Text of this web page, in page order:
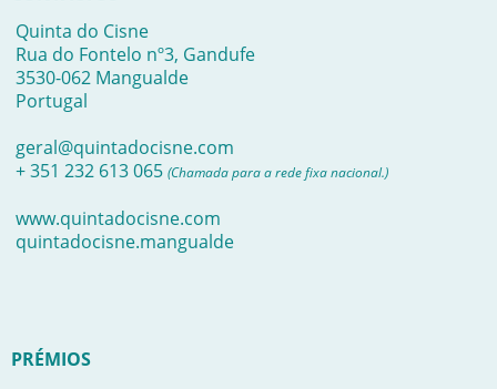
Quinta do Cisne
Rua do Fontelo nº3, Gandufe
3530-062 Mangualde
Portugal
geral@quintadocisne.com
+ 351 232 613 065 (Chamada para a rede fixa nacional.)
www.quintadocisne.com
quintadocisne.mangualde
PRÉMIOS